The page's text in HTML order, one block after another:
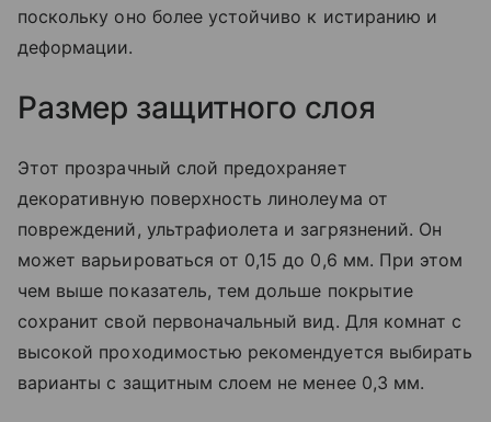
поскольку оно более устойчиво к истиранию и
деформации.
Размер защитного слоя
Этот прозрачный слой предохраняет
декоративную поверхность линолеума от
повреждений, ультрафиолета и загрязнений. Он
может варьироваться от 0,15 до 0,6 мм. При этом
чем выше показатель, тем дольше покрытие
сохранит свой первоначальный вид. Для комнат с
высокой проходимостью рекомендуется выбирать
варианты с защитным слоем не менее 0,3 мм.